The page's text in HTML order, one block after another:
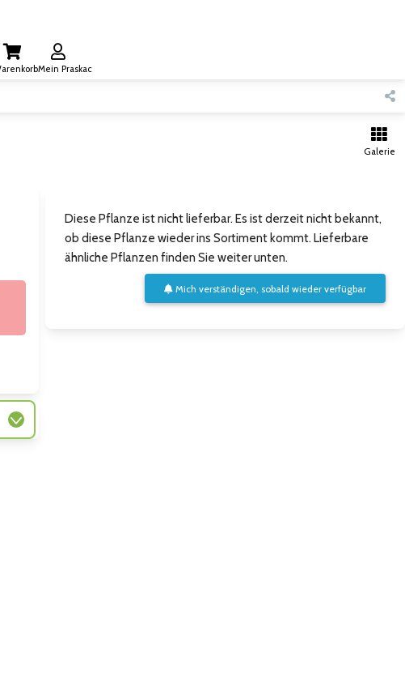
Mein Praskac
Galerie
Diese Pflanze ist nicht lieferbar. Es ist derzeit nicht bekannt,
ob diese Pflanze wieder ins Sortiment kommt. Lieferbare
ähnliche Pflanzen finden Sie weiter unten.
Mich verständigen, sobald wieder verfügbar